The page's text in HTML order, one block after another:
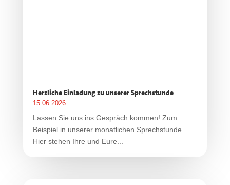
Herzliche Einladung zu unserer Sprechstunde
15.06.2026
Lassen Sie uns ins Gespräch kommen! Zum
Beispiel in unserer monatlichen Sprechstunde.
Hier stehen Ihre und Eure...